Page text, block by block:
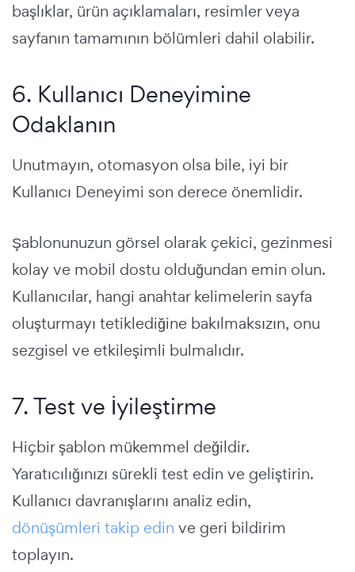
başlıklar, ürün açıklamaları, resimler veya
sayfanın tamamının bölümleri dahil olabilir.
6. Kullanıcı Deneyimine
Odaklanın
Unutmayın, otomasyon olsa bile, iyi bir
Kullanıcı Deneyimi son derece önemlidir.
Şablonunuzun görsel olarak çekici, gezinmesi
kolay ve mobil dostu olduğundan emin olun.
Kullanıcılar, hangi anahtar kelimelerin sayfa
oluşturmayı tetiklediğine bakılmaksızın, onu
sezgisel ve etkileşimli bulmalıdır.
7. Test ve İyileştirme
Hiçbir şablon mükemmel değildir.
Yaratıcılığınızı sürekli test edin ve geliştirin.
Kullanıcı davranışlarını analiz edin,
dönüşümleri takip edin ve geri bildirim
toplayın.